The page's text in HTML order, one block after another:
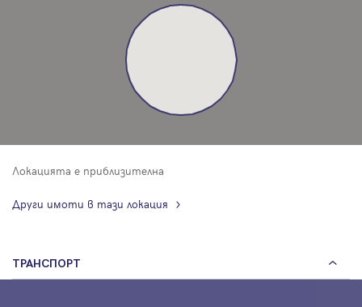
Локацията е приблизителна
Други имоти в тази локация
ТРАНСПОРТ